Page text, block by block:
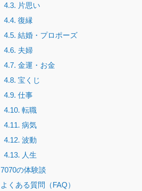
4.3. 片思い
4.4. 復縁
4.5. 結婚・プロポーズ
4.6. 夫婦
4.7. 金運・お金
4.8. 宝くじ
4.9. 仕事
4.10. 転職
4.11. 病気
4.12. 波動
4.13. 人生
7070の体験談
よくある質問（FAQ）